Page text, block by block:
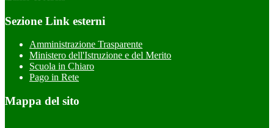
Sezione Link esterni
Amministrazione Trasparente
Ministero dell'Istruzione e del Merito
Scuola in Chiaro
Pago in Rete
Mappa del sito